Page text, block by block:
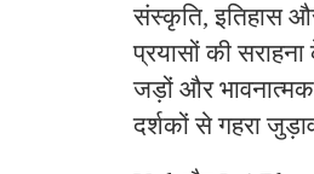
संस्कृति, इतिहास
प्रयासों की
जड़ों और
दर्शकों से गहरा